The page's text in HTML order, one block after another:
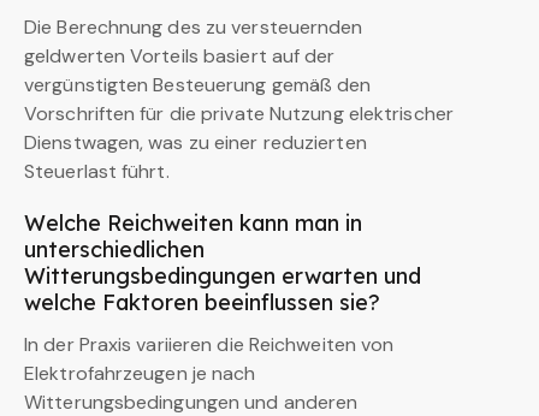
Die Berechnung des zu versteuernden
geldwerten Vorteils basiert auf der
vergünstigten Besteuerung gemäß den
Vorschriften für die private Nutzung elektrischer
Dienstwagen, was zu einer reduzierten
Steuerlast führt.
Welche Reichweiten kann man in
unterschiedlichen
Witterungsbedingungen erwarten und
welche Faktoren beeinflussen sie?
In der Praxis variieren die Reichweiten von
Elektrofahrzeugen je nach
Witterungsbedingungen und anderen